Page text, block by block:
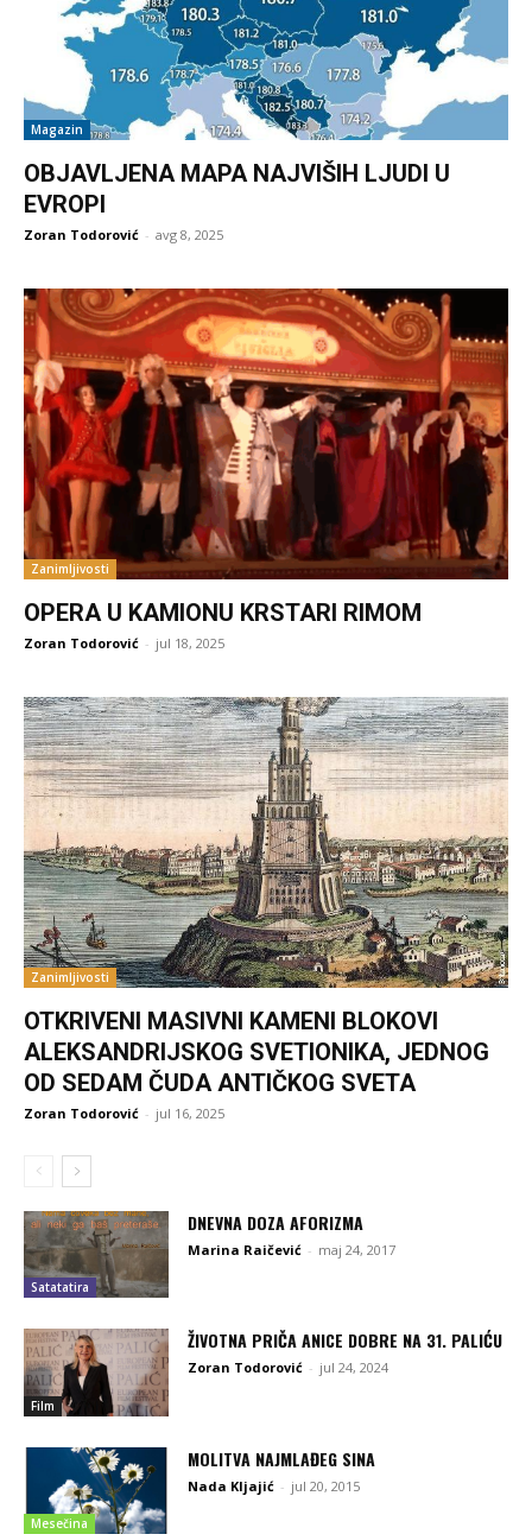
Magazin
OBJAVLJENA MAPA NAJVIŠIH LJUDI U
EVROPI
Zoran Todorović - avg 8, 2025
Zanimljivosti
OPERA U KAMIONU KRSTARI RIMOM
Zoran Todorović - jul 18, 2025
Zanimljivosti
OTKRIVENI MASIVNI KAMENI BLOKOVI
ALEKSANDRIJSKOG SVETIONIKA, JEDNOG
OD SEDAM ČUDA ANTIČKOG SVETA
Zoran Todorović - jul 16, 2025
Satatatira
DNEVNA DOZA AFORIZMA
Marina Raičević - maj 24, 2017
Film
ŽIVOTNA PRIČA ANICE DOBRE NA 31. PALIĆU
Zoran Todorović - jul 24, 2024
Mesečina
MOLITVA NAJMLAĐEG SINA
Nada Kljajić - jul 20, 2015